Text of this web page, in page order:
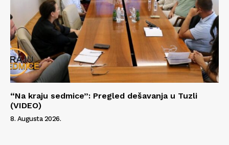
“Na kraju sedmice”: Pregled dešavanja u Tuzli
(VIDEO)
8. Augusta 2026.